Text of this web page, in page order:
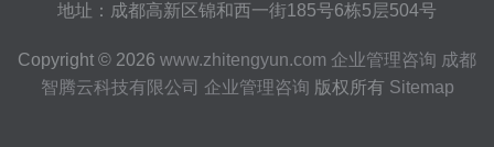
地址：成都高新区锦和西一街185号6栋5层504号
Copyright © 2026 www.zhitengyun.com 企业管理咨询 成都
智腾云科技有限公司 企业管理咨询 版权所有 Sitemap